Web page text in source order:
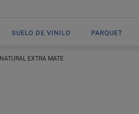
SUELO DE VINILO PARQUET
EXTRA MATE